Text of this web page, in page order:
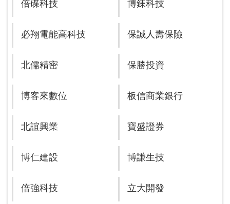
倍碟科技 博錸科技
必翔電能高科技 保誠人壽保險
北儒精密 保勝投資
博客來數位 板信商業銀行
北誼興業 寶盛證券
博仁建設 博謙生技
倍強科技 立大開發